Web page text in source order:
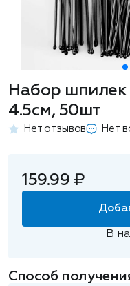
Набор
4.5см, 50шт
Нет отзывов Нет
159.99 ₽
В
Способ